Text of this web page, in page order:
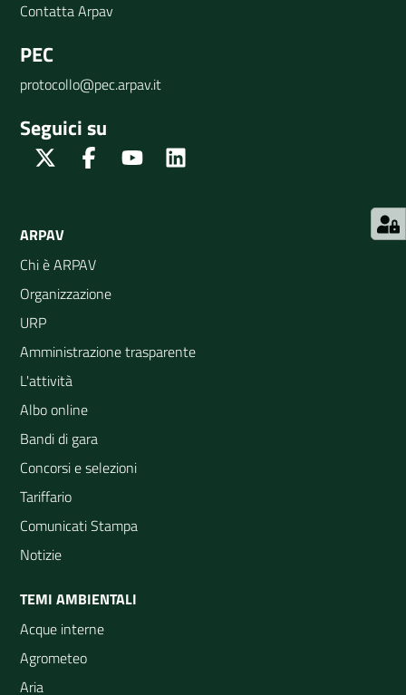
Contatta Arpav
PEC
protocollo@pec.arpav.it
Seguici su
Twitter FacebookYoutube
ARPAV
Chi è ARPAV
Organizzazione
URP
Amministrazione trasparente
L'attività
Albo online
Bandi di gara
Concorsi e selezioni
Tariffario
Comunicati Stampa
Notizie
TEMI AMBIENTALI
Acque interne
Agrometeo
Aria